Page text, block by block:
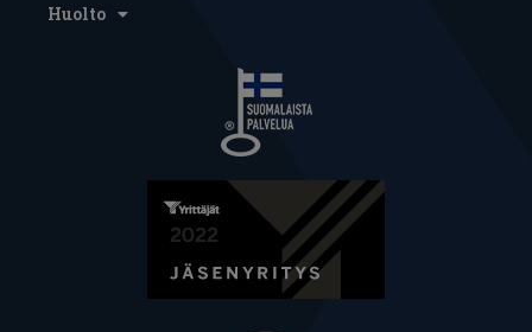
Huolto